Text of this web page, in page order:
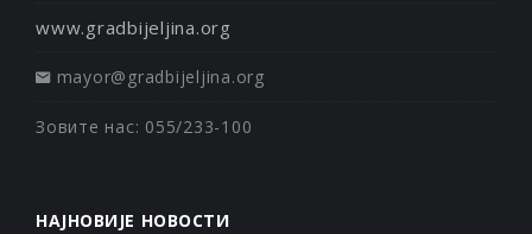
www.gradbijeljina.org
mayor@gradbijeljina.org
Зовите нас: 055/233-100
НАЈНОВИЈЕ НОВОСТИ